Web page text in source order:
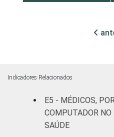
Indicadores Relacionados
E5 - MÉDICOS,
COMPUTADOR
SAÚDE